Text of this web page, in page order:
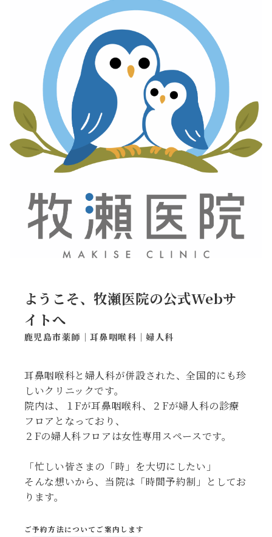
ようこそ、牧瀬医院の公式Webサ
イトへ
鹿児島市薬師｜耳鼻咽喉科｜婦人科
耳鼻咽喉科と婦人科が併設された、全国的にも珍
しいクリニックです。
院内は、１Fが耳鼻咽喉科、２Fが婦人科の診療
フロアとなっており、
２Fの婦人科フロアは女性専用スペースです。
「忙しい皆さまの「時」を大切にしたい」
そんな想いから、当院は「時間予約制」としてお
ります。
ご予約方法についてご案内します